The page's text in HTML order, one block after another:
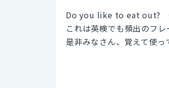
Do you like to eat out?
これは英検でも頻出のフレ
是非みなさん、覚えて使